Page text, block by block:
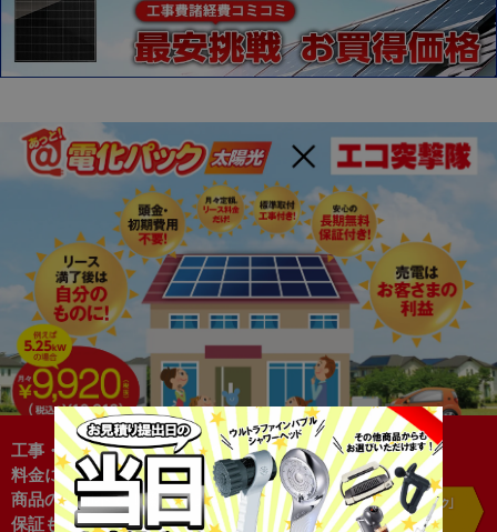
工事・メンテナンスも月々の
料金にコミコミ！
商品の返却不要！驚きの充実
保証も！